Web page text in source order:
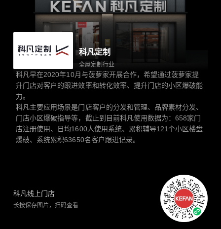
科凡定制
全屋定制行业
科凡早在2020年10月与菠萝家开展合作，希望通过菠萝家提
升门店对客户的跟进效率和转化效率、提升门店的小区爆破能
力。
科凡主要应用场景是门店客户的分发和管理、品牌素材分发、
门店小区爆破指导等，截止到目前科凡使用数据为：658家门
店注册使用、日均1600人使用系统、累积辅导121个小区楼盘
爆破、系统累积63650名客户跟进记录。
科凡线上门店
长按保存图片，扫码查看